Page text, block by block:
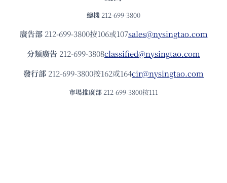
總機 212-699-3800
廣告部212-699-3800按106或107sales@nysingtao.com
分類廣告 212-699-3808classified@nysingtao.com
發⾏部 212-699-3800按162或164cir@nysingtao.com
市場推廣部 212-699-3800按111